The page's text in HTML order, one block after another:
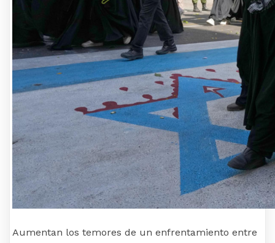
Aumentan los temores de un enfrentamiento entre